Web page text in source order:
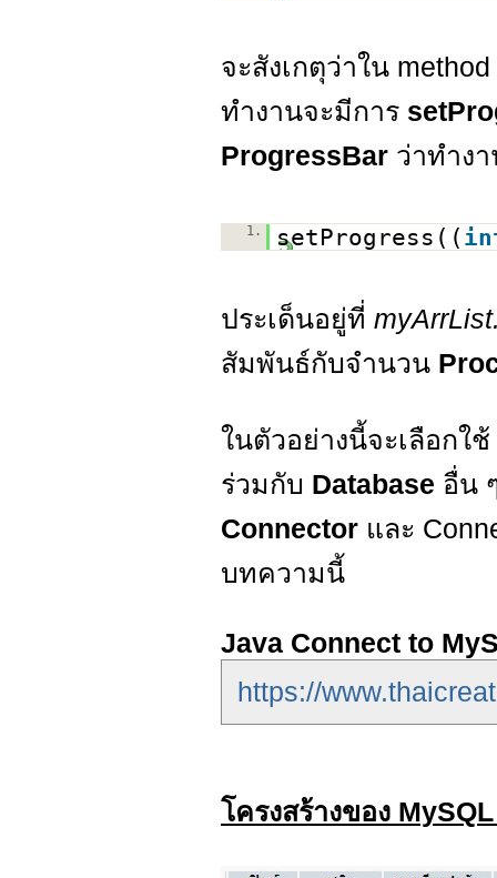
จะสังเกตุว่าใน
ทำงานจะมีการ
ProgressBar ว่าทำง
1. setProgress((
ประเด็นอยู่ที่
สัมพันธ์กับจำนวน
ในตัวอย่างนี้จะเลือกใช้
ร่วมกับ Database อื่น
Connector และ
บทความนี้
Java Connect to
https://
โครงสร้างของ